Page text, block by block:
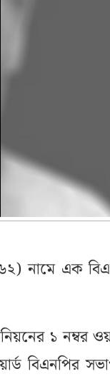
নামে এক
১ নম্বর
বিএনপির